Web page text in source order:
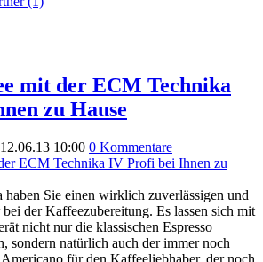
mit der ECM Technika
zu Hause
12.06.13 10:00 0 Kommentare
Sie einen wirklich zuverlässigen und
der Kaffeezubereitung. Es lassen sich mit
nicht nur die klassischen Espresso
sondern natürlich auch der immer noch
Americano für den Kaffeeliebhaber, der noch